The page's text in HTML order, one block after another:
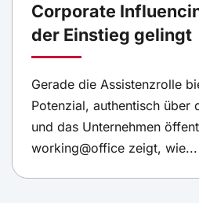
Corporate
der Einstieg gelingt
Gerade die Assistenzrolle
Potenzial, authentisch über
und das Unternehmen
working@office zeigt, wie...